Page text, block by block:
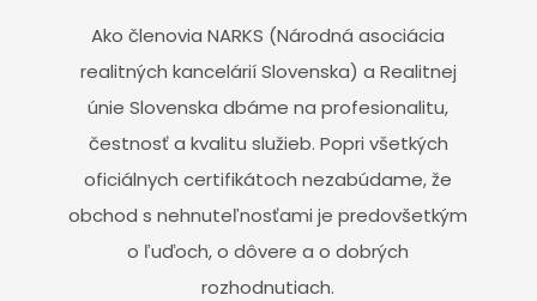
Ako členovia NARKS (Národná asociácia
realitných kancelárií Slovenska) a Realitnej
únie Slovenska dbáme na profesionalitu,
čestnosť a kvalitu služieb. Popri všetkých
oficiálnych certifikátoch nezabúdame, že
obchod s nehnuteľnosťami je predovšetkým
o ľuďoch, o dôvere a o dobrých
rozhodnutiach.